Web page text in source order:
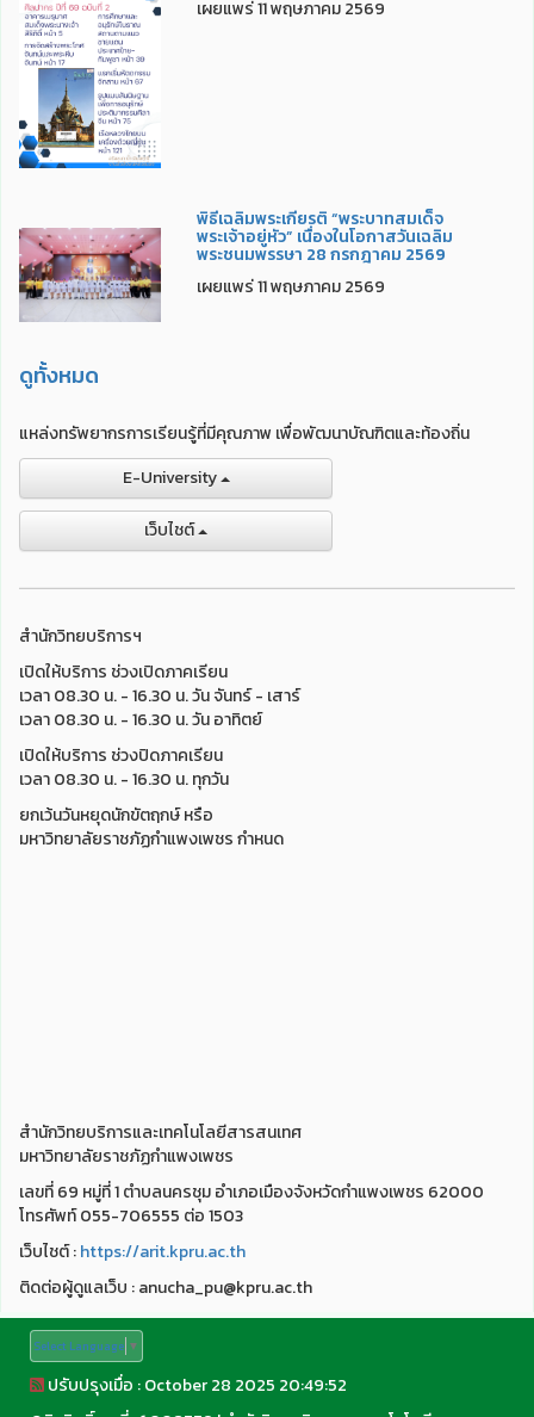
เผยแพร่ 11 พฤษภาคม 2569
พิธีเฉลิมพระเกียรติ “พระบาทสมเด็จ
พระเจ้าอยู่หัว” เนื่องในโอกาสวันเฉลิม
พระชนมพรรษา 28 กรกฎาคม 2569
เผยแพร่ 11 พฤษภาคม 2569
ดูทั้งหมด
แหล่งทรัพยากรการเรียนรู้ที่มีคุณภาพ เพื่อพัฒนาบัณฑิตและท้องถิ่น
E-University
เว็บไชต์
สำนักวิทยบริการฯ
เปิดให้บริการ ช่วงเปิดภาคเรียน
เวลา 08.30 น. - 16.30 น. วัน จันทร์ - เสาร์
เวลา 08.30 น. - 16.30 น. วัน อาทิตย์
เปิดให้บริการ ช่วงปิดภาคเรียน
เวลา 08.30 น. - 16.30 น. ทุกวัน
ยกเว้นวันหยุดนักขัตฤกษ์ หรือ
มหาวิทยาลัยราชภัฏกำแพงเพชร กำหนด
สำนักวิทยบริการและเทคโนโลยีสารสนเทศ
มหาวิทยาลัยราชภัฏกำแพงเพชร
เลขที่ 69 หมู่ที่ 1 ตำบลนครชุม อำเภอเมืองจังหวัดกำแพงเพชร 62000
โทรศัพท์ 055-706555 ต่อ 1503
เว็บไชต์ :https://arit.kpru.ac.th
ติดต่อผู้ดูแลเว็บ : anucha_pu@kpru.ac.th
Select Language ▼
ปรับปรุงเมื่อ : October 28 2025 20:49:52